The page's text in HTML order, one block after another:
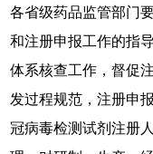
各省级药品监管部门
和注册申报工作的指
体系核查工作，督促
发过程规范，注册申
冠病毒检测试剂注册